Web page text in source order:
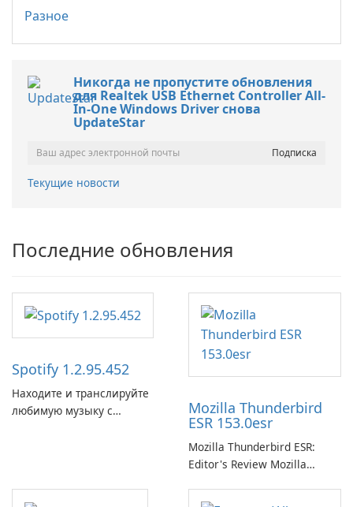
Разное
Никогда не пропустите обновления
для Realtek USB Ethernet Controller All-
In-One Windows Driver снова
UpdateStar
Текущие новости
Последние обновления
Spotify 1.2.95.452
Находите и транслируйте
любимую музыку с
Mozilla Thunderbird
ESR 153.0esr
Mozilla Thunderbird ESR:
Editor's Review Mozilla
Support Release) is the long-